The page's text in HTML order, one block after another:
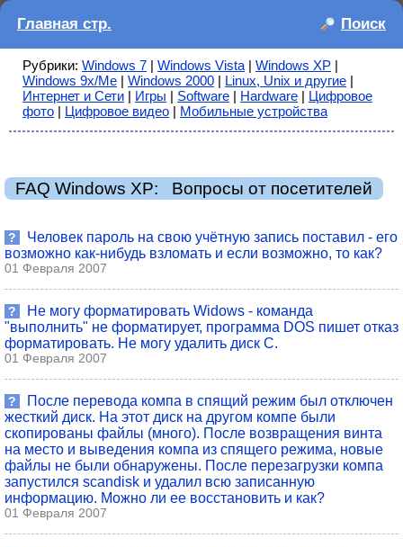
Главная стр. Поиск
Рубрики: Windows 7 | Windows Vista | Windows XP |
Windows 9x/Me | Windows 2000 | Linux, Unix и другие |
Интернет и Сети | Игры | Software | Hardware | Цифровое
фото | Цифровое видео | Мобильные устройства
FAQ Windows XP: Вопросы от посетителей
?
Человек пароль на свою учётную запись поставил - его
возможно как-нибудь взломать и если возможно, то как?
01 Февраля 2007
?
Не могу форматировать Widows - команда
"выполнить" не форматирует, программа DOS пишет отказ
форматировать. Не могу удалить диск C.
01 Февраля 2007
?
После перевода компа в спящий режим был отключен
жесткий диск. На этот диск на другом компе были
скопированы файлы (много). После возвращения винта
на место и выведения компа из спящего режима, новые
файлы не были обнаружены. После перезагрузки компа
запустился scandisk и удалил всю записанную
информацию. Можно ли ее восстановить и как?
01 Февраля 2007